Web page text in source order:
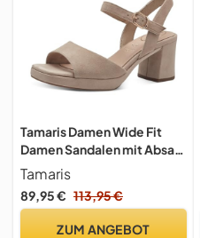
Tamaris Damen Wide Fit
Damen Sandalen mit Absatz
aus Leder mit verstellbarem
Riemen, braun (beige
Suede), 40 EU
Tamaris
89,95 € 113,95 €
ZUM ANGEBOT